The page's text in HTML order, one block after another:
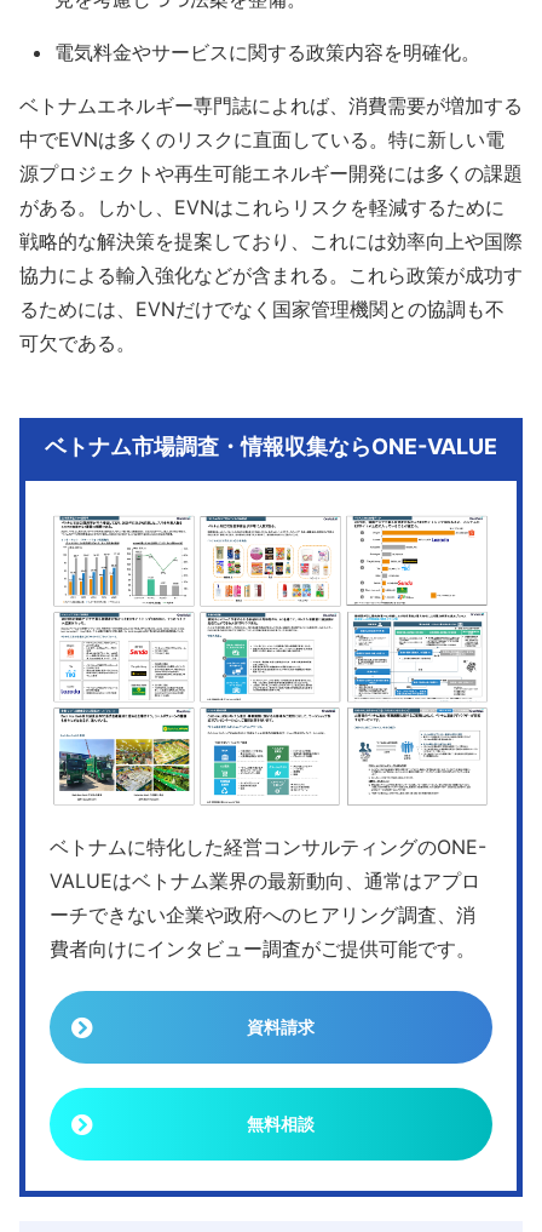
電気料金やサービスに関する政策内容を明確化。
ベトナムエネルギー専門誌によれば、消費需要が増加する
中でEVNは多くのリスクに直面している。特に新しい電
源プロジェクトや再生可能エネルギー開発には多くの課題
がある。しかし、EVNはこれらリスクを軽減するために
戦略的な解決策を提案しており、これには効率向上や国際
協力による輸入強化などが含まれる。これら政策が成功す
るためには、EVNだけでなく国家管理機関との協調も不
可欠である。
ベトナム市場調査・情報収集ならONE-VALUE
ベトナムに特化した経営コンサルティングのONE-
VALUEはベトナム業界の最新動向、通常はアプロ
ーチできない企業や政府へのヒアリング調査、消
費者向けにインタビュー調査がご提供可能です。
資料請求
無料相談